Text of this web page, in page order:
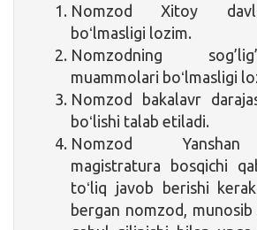
Nomzod Xitoy
boʻlmasligi lozim.
Nomzodning
muammolari boʻlmasligi
Nomzod bakalavr
boʻlishi talab etiladi.
Nomzod
magistratura bosqichi
toʻliq javob berishi
bergan nomzod,